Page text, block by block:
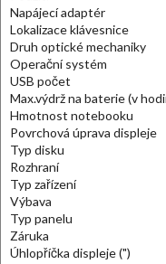
Napájecí adaptér
Lokalizace klávesnice
Druh optické mechaniky
Operační systém
USB počet
Max.výdrž na baterie (v
Hmotnost notebooku
Povrchová úprava displeje
Typ disku
Rozhraní
Typ zařízení
Výbava
Typ panelu
Záruka
Úhlopříčka displeje (")